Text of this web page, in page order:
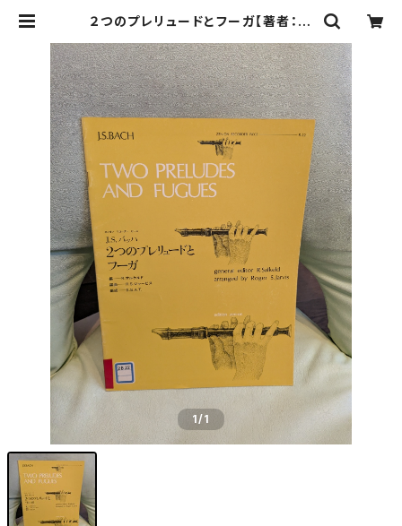
２つのプレリュードとフーガ【著者：J.
970年 | Birds' Tale Collective
1/1